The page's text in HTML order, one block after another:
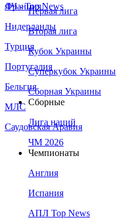
Франция
Нидерланды
Турция
Португалия
Бельгия
МЛС
Саудовская Аравия
ЛЧ - Top News
Первая лига
Вторая лига
Кубок Украины
Суперкубок Украины
Сборная Украины
Сборные
Лига наций
ЧМ 2026
Чемпионаты
Англия
Испания
АПЛ Top News